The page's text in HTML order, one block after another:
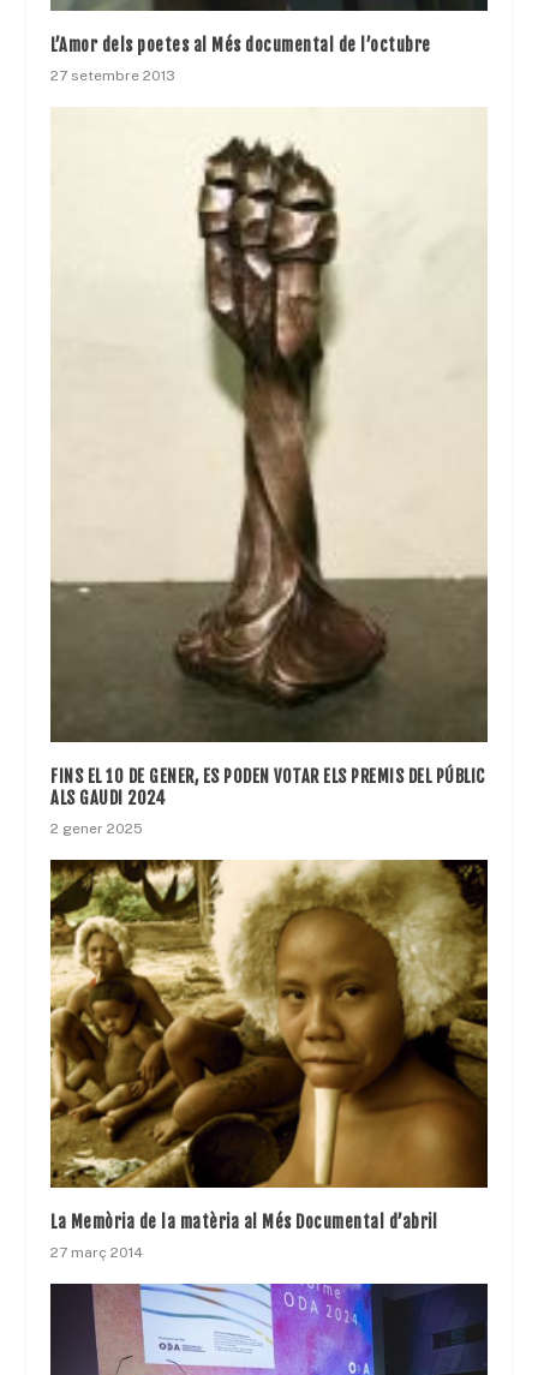
L’Amor dels poetes al Més documental de l’octubre
27 setembre 2013
FINS EL 10 DE GENER, ES PODEN VOTAR ELS PREMIS DEL PÚBLIC
ALS GAUDI 2024
2 gener 2025
La Memòria de la matèria al Més Documental d’abril
27 març 2014